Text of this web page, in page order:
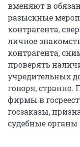
вменяют в
разыскные
контрагента,
личное
контрагента,
проверять
учредительных
говоря, странно.
фирмы в
госзаказы,
судебные органы